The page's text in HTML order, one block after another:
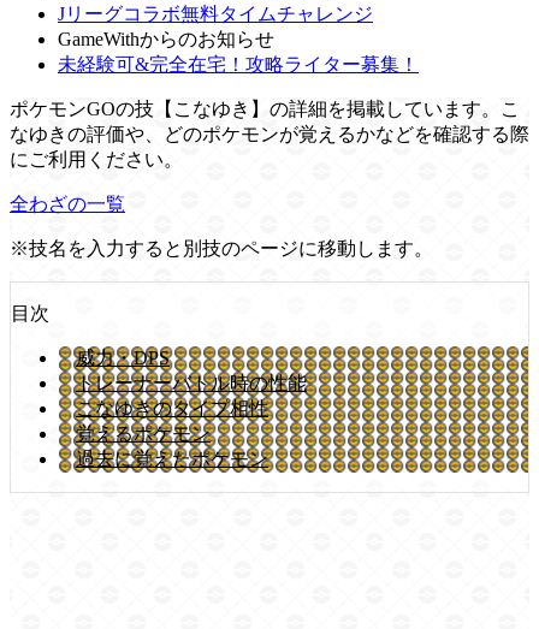
Jリーグコラボ無料タイムチャレンジ
GameWithからのお知らせ
未経験可&完全在宅！攻略ライター募集！
ポケモンGOの技【こなゆき】の詳細を掲載しています。こ
なゆきの評価や、どのポケモンが覚えるかなどを確認する際
にご利用ください。
全わざの一覧
※技名を入力すると別技のページに移動します。
目次
威力・DPS
トレーナーバトル時の性能
こなゆきのタイプ相性
覚えるポケモン
過去に覚えたポケモン